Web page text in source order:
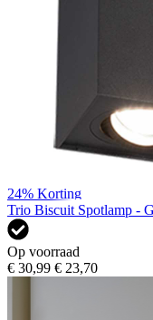
24% Korting
Trio Biscuit Spotlamp -
Op voorraad
€ 30,99 € 23,70